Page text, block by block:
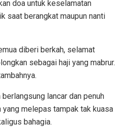
doa untuk keselamatan
saat berangkat maupun nanti
diberi berkah, selamat
sebagai haji yang mabrur.
lancar dan penuh
yang melepas tampak tak kuasa
bahagia.